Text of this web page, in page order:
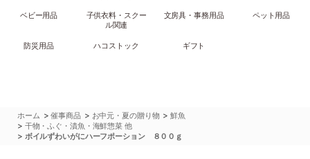
ベビー用品
子供衣料・スクー
ル関連
文房具・事務用品 ペット用品
防災用品 ハコストック ギフト
ホーム >催事商品 > お中元・夏の贈り物 >鮮魚
> 干物・ふぐ・漬魚・海鮮惣菜 他
> ボイルずわいがにハーフポーション ８００ｇ